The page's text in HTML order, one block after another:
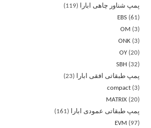
پمپ شناور چاهی ابارا
119
EBS 61
OM
3
ONK 3
OY 20
SBH
32
پمپ طبقاتی افقی ابارا
23
compact 3
MATRIX 20
پمپ طبقاتی عمودی ابارا
161
EVM
97